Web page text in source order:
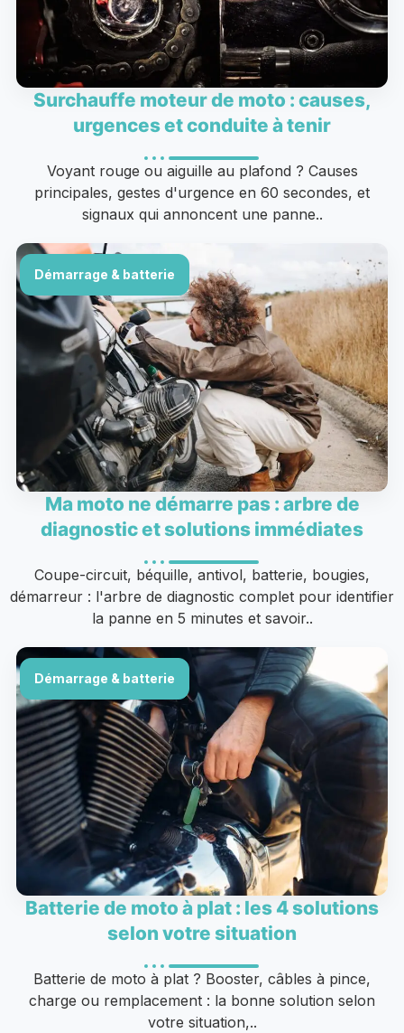
Surchauffe moteur de moto : causes,
urgences et conduite à tenir
Voyant rouge ou aiguille au plafond ? Causes
principales, gestes d'urgence en 60 secondes, et
signaux qui annoncent une panne..
Démarrage & batterie
Ma moto ne démarre pas : arbre de
diagnostic et solutions immédiates
Coupe-circuit, béquille, antivol, batterie, bougies,
démarreur : l'arbre de diagnostic complet pour identifier
la panne en 5 minutes et savoir..
Démarrage & batterie
Batterie de moto à plat : les 4 solutions
selon votre situation
Batterie de moto à plat ? Booster, câbles à pince,
charge ou remplacement : la bonne solution selon
votre situation,..